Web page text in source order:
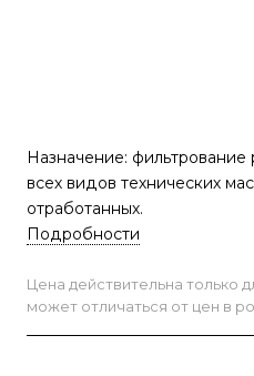
Назначение: фильтрование
всех видов технических
отработанных.
Подробности
Цена действительна только
может отличаться от цен в